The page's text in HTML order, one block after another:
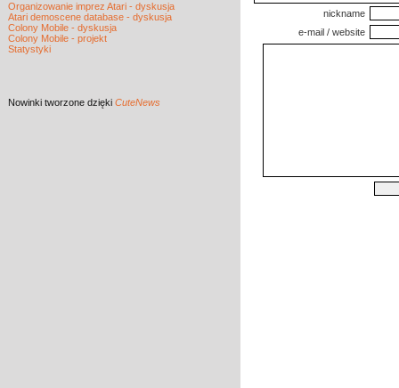
Organizowanie imprez Atari - dyskusja
Atari demoscene database - dyskusja
Colony Mobile - dyskusja
Colony Mobile - projekt
Statystyki
Nowinki tworzone dzięki CuteNews
nickname
e-mail / website